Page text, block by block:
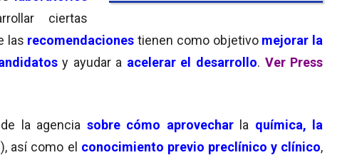
ciertas
las recomendaciones tienen como objetivomejorar la
y ayudar a acelerar el desarrollo. Ver Press
de la agencia sobre cómo aprovecharla química, la
así como el conocimiento previo preclínico y clínico,